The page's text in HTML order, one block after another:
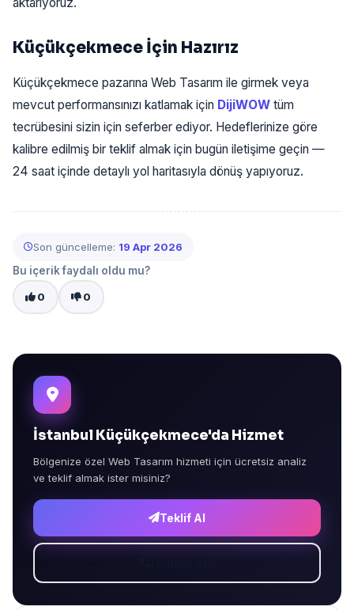
Küçükçekmece İçin Hazırız
Küçükçekmece pazarına Web Tasarım ile girmek veya
mevcut performansınızı katlamak için DijiWOW tüm
tecrübesini sizin için seferber ediyor. Hedeflerinize göre
kalibre edilmiş bir teklif almak için bugün iletişime geçin —
24 saat içinde detaylı yol haritasıyla dönüş yapıyoruz.
Son güncelleme: 19 Apr 2026
Bu içerik faydalı oldu mu?
0 0
İstanbul Küçükçekmece'da Hizmet
Bölgenize özel Web Tasarım hizmeti için ücretsiz analiz
ve teklif almak ister misiniz?
Teklif Al